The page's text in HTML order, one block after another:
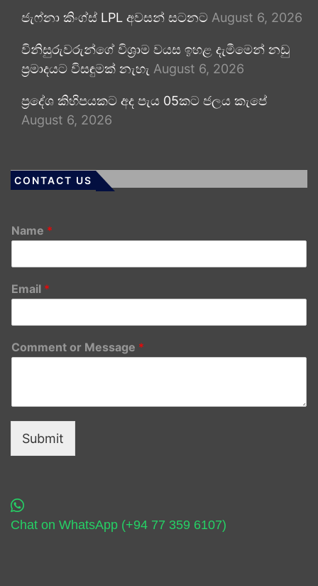
ජැෆ්නා කිංග්ස් LPL අවසන් සටනට August 6, 2026
විනිසුරුවරුන්ගේ විශ්‍රාම වයස ඉහළ දැමීමෙන් නඩු
ප්‍රමාදයට විසඳුමක් නැහැ August 6, 2026
ප්‍රදේශ කිහිපයකට අද පැය 05කට ජලය කැපේ
August 6, 2026
CONTACT US
Name *
Email *
Comment or Message *
Submit
Chat on WhatsApp (+94 77 359 6107)